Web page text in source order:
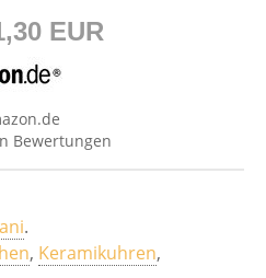
EUR
Bewertungen
.
, Keramikuhren,